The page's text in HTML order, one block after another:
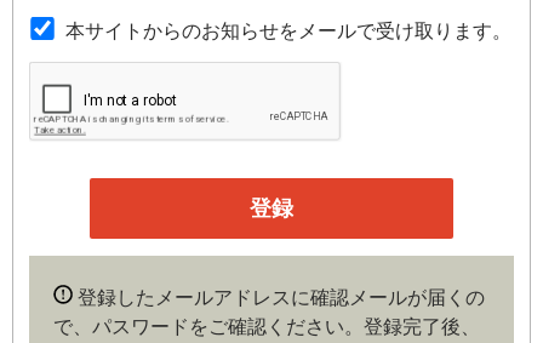
本規約は本サイトが提供するサービスについて規定したも
のです。
第３条（会員）
本サイトの会員は、機関投資家や金融機関の役職員、事業
企業や官公庁、研究機関などの役職員、もしくは専門家の
いずれかに該当していることを条件とし、登録の申し込み
を行うには、当社が入会を承諾した時点で、本会員規約の
の内容がある場合や本規約に違反するおそれがある場合に
は、当社は会員登録を拒否もしくは抹消することができま
本サイトからのお知らせをメールで受け取ります。
登録したメールアドレスに確認メールが届くの
で、パスワードをご確認ください。登録完了後、